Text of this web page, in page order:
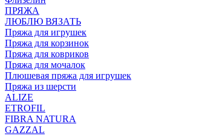
ПРЯЖА
ЛЮБЛЮ ВЯЗАТЬ
Пряжа для игрушек
Пряжа для корзинок
Пряжа для ковриков
Пряжа для мочалок
Плюшевая пряжа для игрушек
Пряжа из шерсти
ALIZE
ETROFIL
FIBRA NATURA
GAZZAL